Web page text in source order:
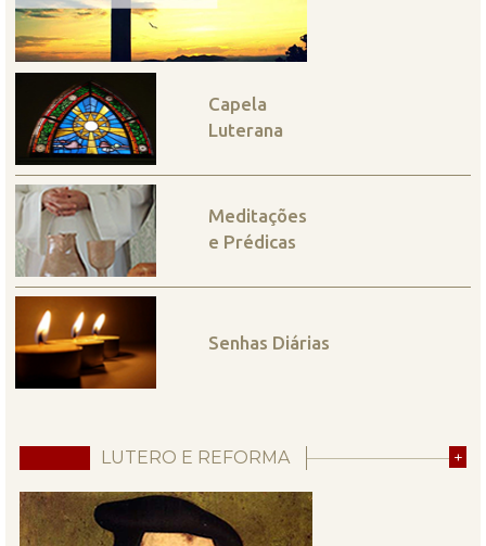
Capela
Luterana
Meditações
e Prédicas
Senhas Diárias
LUTERO E REFORMA +